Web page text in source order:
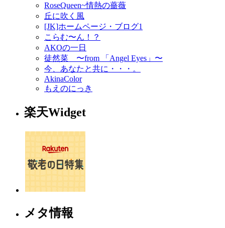
RoseQueen~情熱の薔薇
丘に吹く風
[JK]ホームページ・ブログ1
こらむ〜ん！？
AKOの一日
徒然菜 〜from 「Angel Eyes」〜
今、あなたと共に・・・。
AkinaColor
もえのにっき
楽天Widget
メタ情報